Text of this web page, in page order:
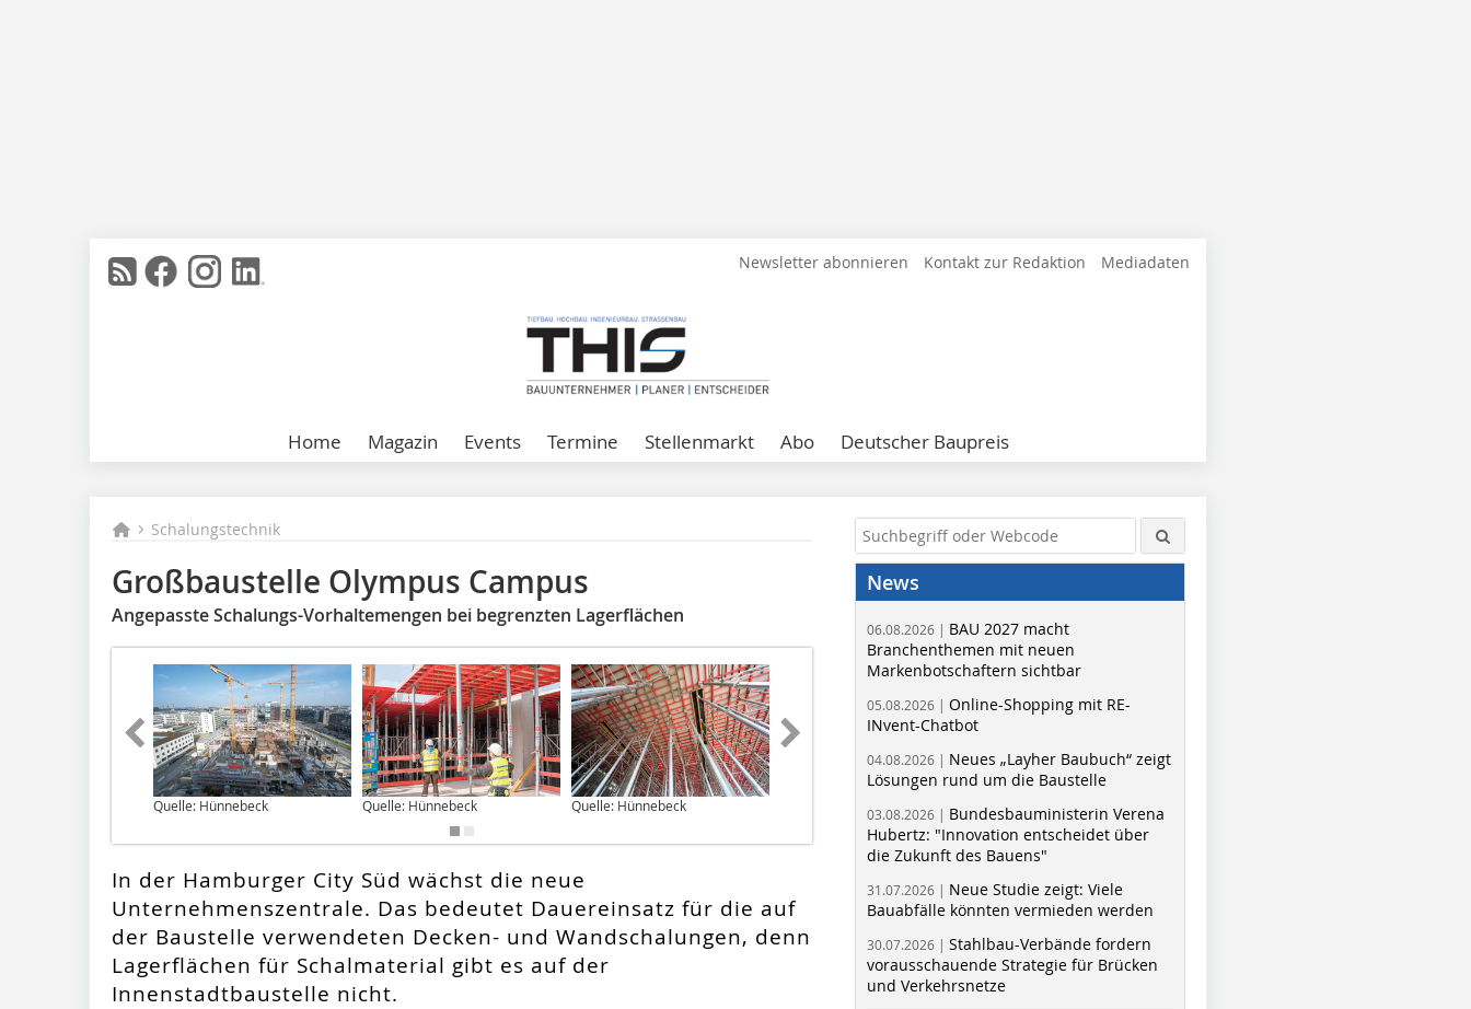
Newsletter abonnieren Kontakt zur Redaktion Mediadaten
Home Magazin Events Termine Stellenmarkt Abo Deutscher Baupreis
Schalungstechnik
Großbaustelle Olympus Campus
Angepasste Schalungs-Vorhaltemengen bei begrenzten Lagerflächen
Quelle: Hünnebeck Quelle: Hünnebeck Quelle: Hünnebeck Quelle: gmp
In der Hamburger City Süd wächst die neue
Unternehmenszentrale. Das bedeutet Dauereinsatz für die auf
der Baustelle verwendeten Decken- und Wandschalungen, denn
Lagerflächen für Schalmaterial gibt es auf der
Innenstadtbaustelle nicht.
News
06.08.2026 | BAU 2027 macht
Branchenthemen mit neuen
Markenbotschaftern sichtbar
05.08.2026 | Online-Shopping mit RE-
INvent-Chatbot
04.08.2026 | Neues „Layher Baubuch“ zeigt
Lösungen rund um die Baustelle
03.08.2026 | Bundesbauministerin Verena
Hubertz: "Innovation entscheidet über
die Zukunft des Bauens"
31.07.2026 | Neue Studie zeigt: Viele
Bauabfälle könnten vermieden werden
30.07.2026 | Stahlbau-Verbände fordern
vorausschauende Strategie für Brücken
und Verkehrsnetze